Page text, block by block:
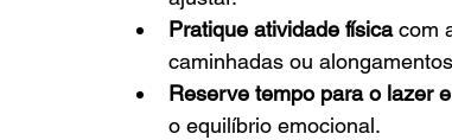
Pratique atividade física com
caminhadas ou
Reserve tempo para o lazer
o equilíbrio emocional.